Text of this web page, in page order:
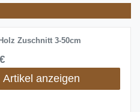
Zuschnitt 3-50cm
Artikel anzeigen